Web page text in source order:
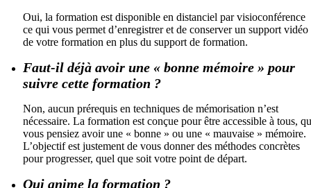
Oui, la formation est disponible en distanciel par visioconférence
ce qui vous permet d’enregistrer et de conserver un support vidéo
de votre formation en plus du support de formation.
Faut-il déjà avoir une « bonne mémoire » pour
suivre cette formation ?
Non, aucun prérequis en techniques de mémorisation n’est
nécessaire. La formation est conçue pour être accessible à tous,
vous pensiez avoir une « bonne » ou une « mauvaise » mémoire.
L’objectif est justement de vous donner des méthodes concrètes
pour progresser, quel que soit votre point de départ.
Qui anime la formation ?